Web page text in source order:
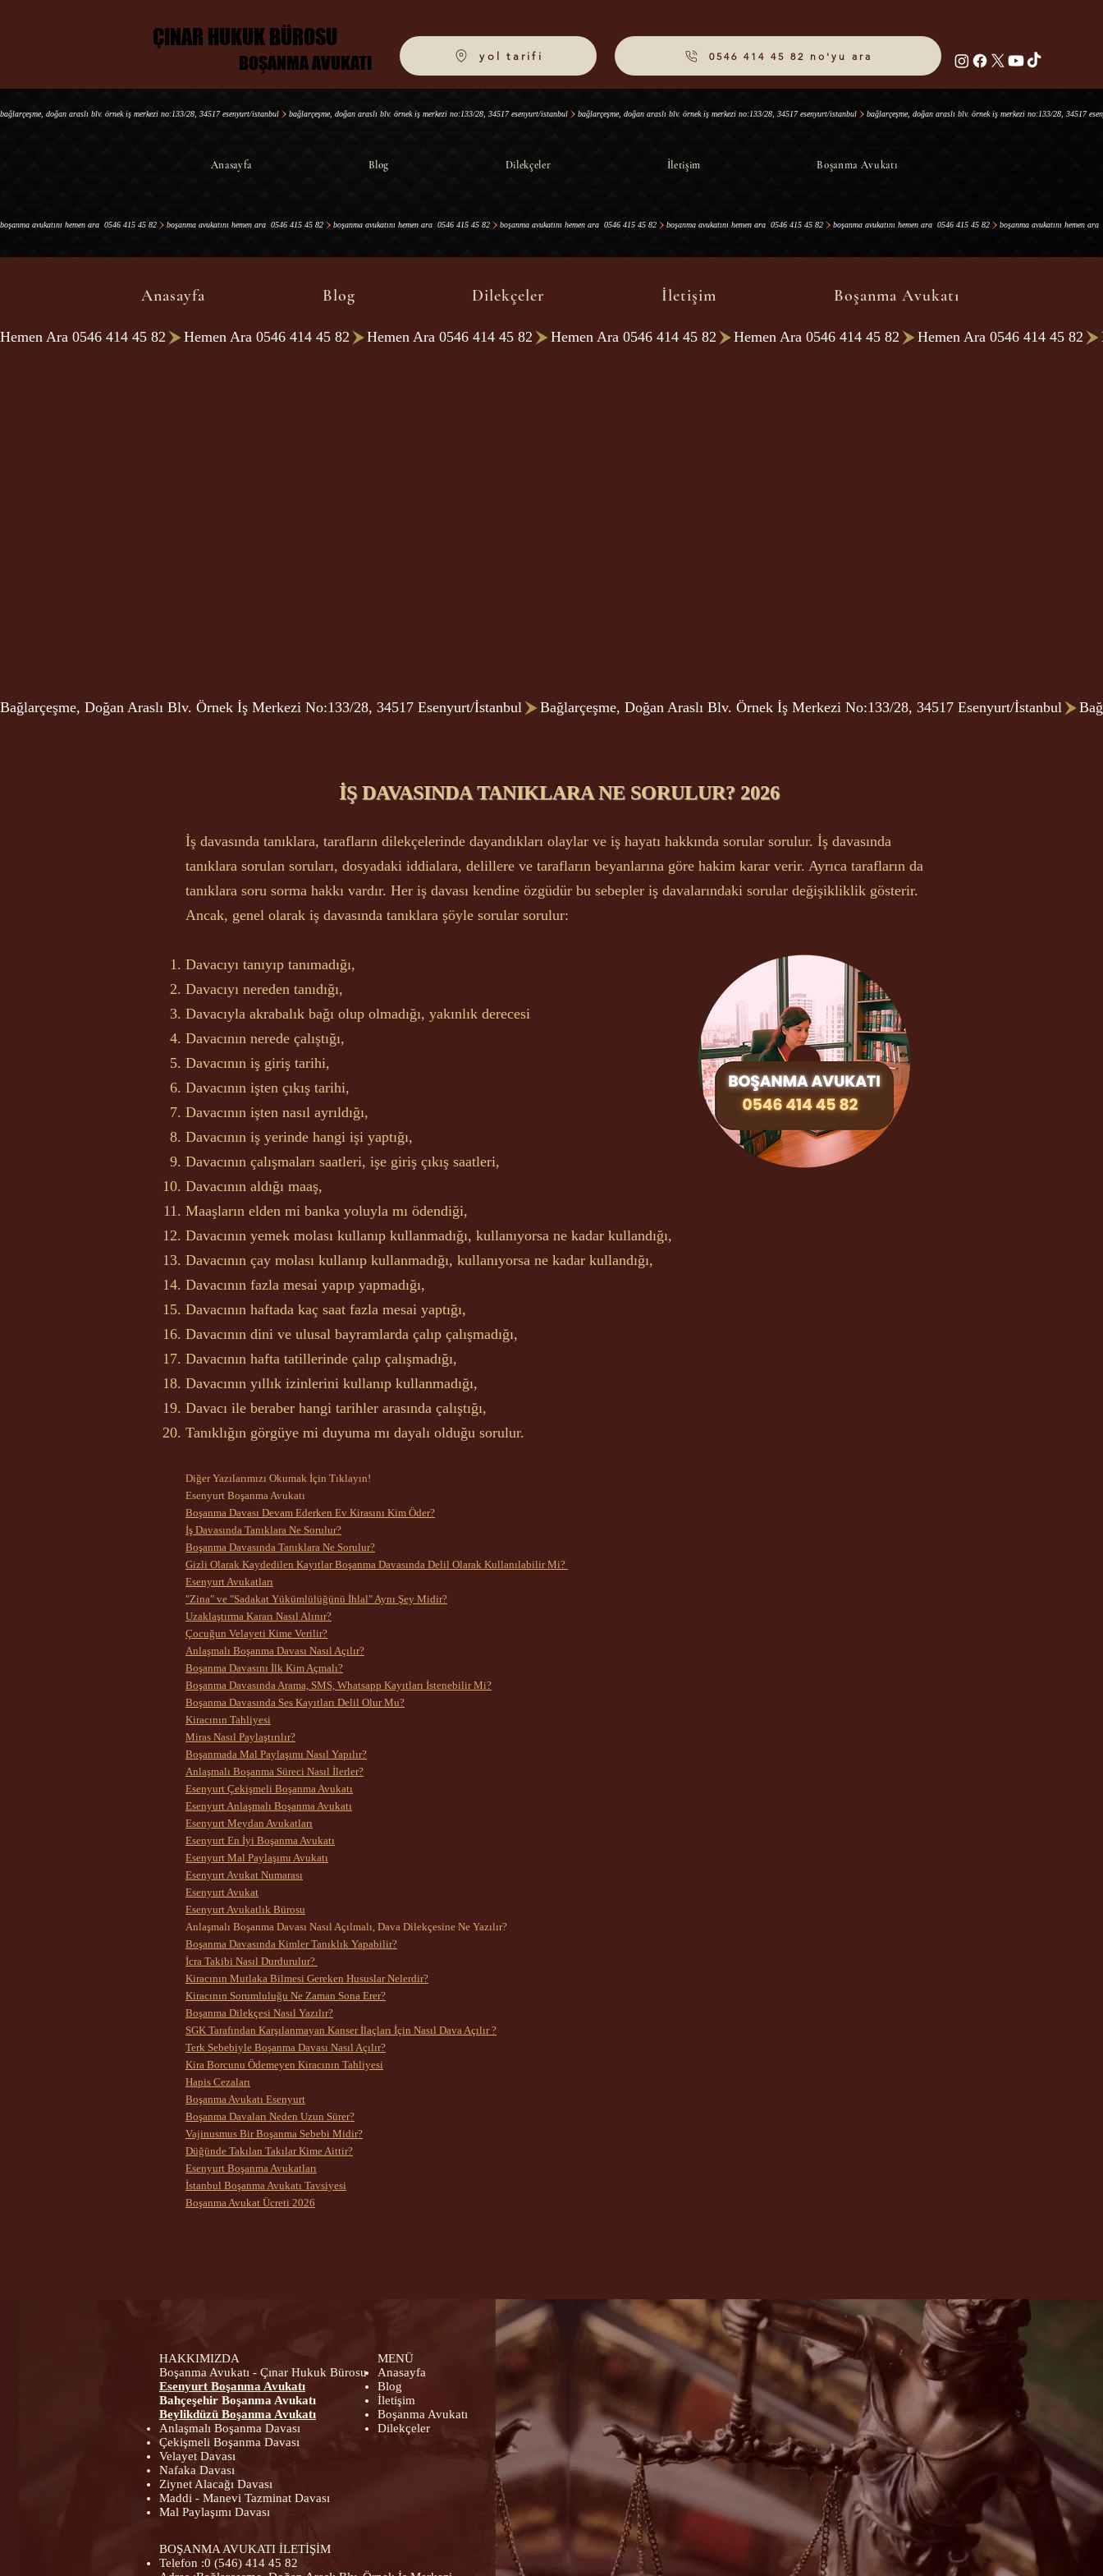
ÇINAR HUKUK BÜROSU
ÇINAR HUKUK BÜROSU
BOŞANMA AVUKATI
BOŞANMA AVUKATI yol tarifi 0546 414 45 82 no'yu ara
bağlarçeşme, doğan araslı blv. örnek i̇ş merkezi no:133/28, 34517 esenyurt/i̇stanbul
Anasayfa Blog Dilekçeler İletişim Boşanma Avukatı
boşanma avukatını hemen ara  0546 415 45 82
Anasayfa Blog Dilekçeler İletişim Boşanma Avukatı
Hemen Ara 0546 414 45 82
Bağlarçeşme, Doğan Araslı Blv. Örnek İş Merkezi No:133/28, 34517 Esenyurt/İstanbul
İŞ DAVASINDA TANIKLARA NE SORULUR? 2026
İş davasında tanıklara, tarafların dilekçelerinde dayandıkları olaylar ve iş hayatı hakkında sorular sorulur. İş davasında
tanıklara sorulan soruları, dosyadaki iddialara, delillere ve tarafların beyanlarına göre hakim karar verir. Ayrıca tarafların da
tanıklara soru sorma hakkı vardır. Her iş davası kendine özgüdür bu sebepler iş davalarındaki sorular değişikliklik gösterir.
Ancak, genel olarak iş davasında tanıklara şöyle sorular sorulur:
Davacıyı tanıyıp tanımadığı,
Davacıyı nereden tanıdığı,
Davacıyla akrabalık bağı olup olmadığı, yakınlık derecesi
Davacının nerede çalıştığı,
Davacının iş giriş tarihi,
Davacının işten çıkış tarihi,
Davacının işten nasıl ayrıldığı,
Davacının iş yerinde hangi işi yaptığı,
Davacının çalışmaları saatleri, işe giriş çıkış saatleri,
Davacının aldığı maaş,
Maaşların elden mi banka yoluyla mı ödendiği,
Davacının yemek molası kullanıp kullanmadığı, kullanıyorsa ne kadar kullandığı,
Davacının çay molası kullanıp kullanmadığı, kullanıyorsa ne kadar kullandığı,
Davacının fazla mesai yapıp yapmadığı,
Davacının haftada kaç saat fazla mesai yaptığı,
Davacının dini ve ulusal bayramlarda çalıp çalışmadığı,
Davacının hafta tatillerinde çalıp çalışmadığı,
Davacının yıllık izinlerini kullanıp kullanmadığı,
Davacı ile beraber hangi tarihler arasında çalıştığı,
Tanıklığın görgüye mi duyuma mı dayalı olduğu sorulur.
Diğer Yazılarımızı Okumak İçin Tıklayın!
Esenyurt Boşanma Avukatı
Boşanma Davası Devam Ederken Ev Kirasını Kim Öder?
İş Davasında Tanıklara Ne Sorulur?
Boşanma Davasında Tanıklara Ne Sorulur?
Gizli Olarak Kaydedilen Kayıtlar Boşanma Davasında Delil Olarak Kullanılabilir Mi?
Esenyurt Avukatları
"Zina" ve "Sadakat Yükümlülüğünü İhlal" Aynı Şey Midir?
Uzaklaştırma Kararı Nasıl Alınır?
Çocuğun Velayeti Kime Verilir?
Anlaşmalı Boşanma Davası Nasıl Açılır?
Boşanma Davasını İlk Kim Açmalı?
Boşanma Davasında Arama, SMS, Whatsapp Kayıtları İstenebilir Mi?
Boşanma Davasında Ses Kayıtları Delil Olur Mu?
Kiracının Tahliyesi
Miras Nasıl Paylaştırılır?
Boşanmada Mal Paylaşımı Nasıl Yapılır?
Anlaşmalı Boşanma Süreci Nasıl İlerler?
Esenyurt Çekişmeli Boşanma Avukatı
Esenyurt Anlaşmalı Boşanma Avukatı
Esenyurt Meydan Avukatları
Esenyurt En İyi Boşanma Avukatı
Esenyurt Mal Paylaşımı Avukatı
Esenyurt Avukat Numarası
Esenyurt Avukat
Esenyurt Avukatlık Bürosu
Anlaşmalı Boşanma Davası Nasıl Açılmalı, Dava Dilekçesine Ne Yazılır?
Boşanma Davasında Kimler Tanıklık Yapabilir?
İcra Takibi Nasıl Durdurulur?
Kiracının Mutlaka Bilmesi Gereken Hususlar Nelerdir?
Kiracının Sorumluluğu Ne Zaman Sona Erer?
Boşanma Dilekçesi Nasıl Yazılır?
SGK Tarafından Karşılanmayan Kanser İlaçları İçin Nasıl Dava Açılır ?
Terk Sebebiyle Boşanma Davası Nasıl Açılır?
Kira Borcunu Ödemeyen Kiracının Tahliyesi
Hapis Cezaları
Boşanma Avukatı Esenyurt
Boşanma Davaları Neden Uzun Sürer?
Vajinusmus Bir Boşanma Sebebi Midir?
Düğünde Takılan Takılar Kime Aittir?
Esenyurt Boşanma Avukatları
İstanbul Boşanma Avukatı Tavsiyesi
Boşanma Avukat Ücreti 2026
HAKKIMIZDA
Boşanma Avukatı - Çınar Hukuk Bürosu
Esenyurt Boşanma Avukatı​
Bahçeşehir Boşanma Avukatı
Beylikdüzü Boşanma Avukatı
Anlaşmalı Boşanma Davası
Çekişmeli Boşanma Davası
Velayet Davası
Nafaka Davası
Ziynet Alacağı Davası
Maddi - Manevi Tazminat Davası
Mal Paylaşımı Davası
MENÜ
Anasayfa
Blog
İletişim
Boşanma Avukatı
Dilekçeler
BOŞANMA AVUKATI İLETİŞİM
Telefon :0 (546) 414 45 82